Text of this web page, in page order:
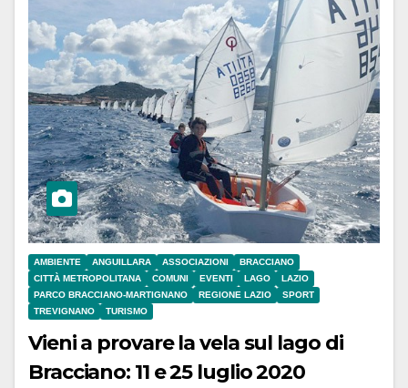
AMBIENTE ANGUILLARA ASSOCIAZIONI
BRACCIANO
CITTÀ METROPOLITANA
COMUNI EVENTI LAGO
LAZIO
PARCO BRACCIANO-MARTIGNANO
REGIONE LAZIO
SPORT
TREVIGNANO
TURISMO
Vieni a provare la vela sul lago di
Bracciano: 11 e 25 luglio 2020